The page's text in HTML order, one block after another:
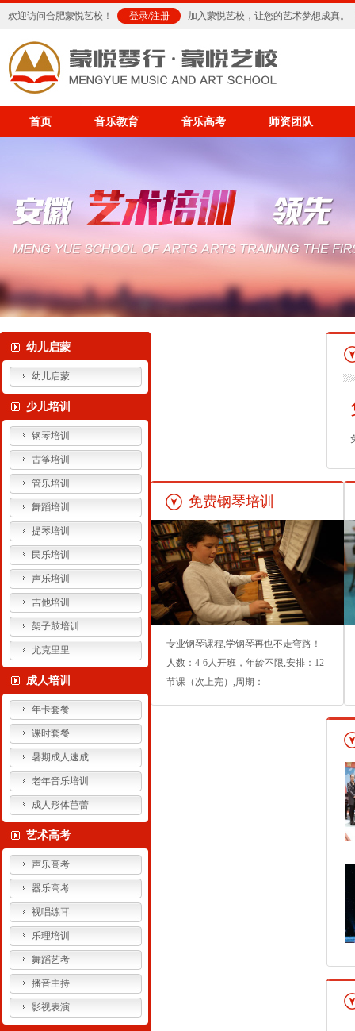
欢迎访问合肥蒙悦艺校！ 登录/注册 加入蒙悦艺校，让您的艺术梦想成真。
首页 音乐教育 音乐高考 师资团队
幼儿启蒙
幼儿启蒙
少儿培训
钢琴培训
古筝培训
管乐培训
舞蹈培训
提琴培训
民乐培训
声乐培训
吉他培训
架子鼓培训
尤克里里
成人培训
年卡套餐
课时套餐
暑期成人速成
老年音乐培训
成人形体芭蕾
艺术高考
声乐高考
器乐高考
视唱练耳
乐理培训
舞蹈艺考
播音主持
影视表演
免费钢琴培训
专业钢琴课程,学钢琴再也不走弯路！
人数：4-6人开班，年龄不限,安排：12
节课（次上完）,周期：